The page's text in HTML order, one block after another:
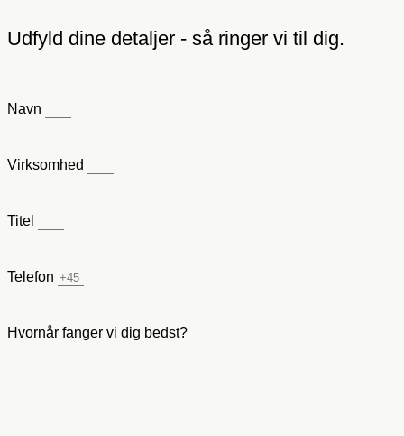
Udfyld dine detaljer - så ringer vi til dig.
Navn
Virksomhed
Titel
Telefon
Hvornår fanger vi dig bedst?